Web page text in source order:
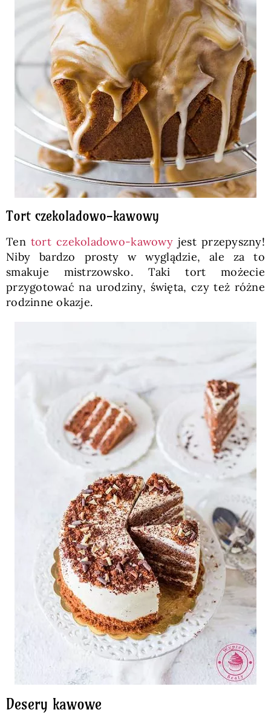
Tort czekoladowo-kawowy
Ten tort czekoladowo-kawowyjest przepyszny!
Niby bardzo prosty w wyglądzie, ale za to
smakuje mistrzowsko. Taki tort możecie
przygotować na urodziny, święta, czy też różne
rodzinne okazje.
Desery kawowe